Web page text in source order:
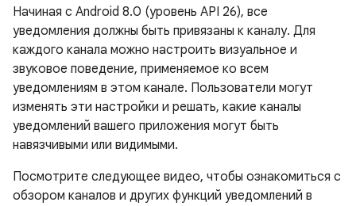
Начиная с Android 8.0 (уровень API 26), все
уведомления должны быть привязаны к каналу. Для
каждого канала можно настроить визуальное и
звуковое поведение, применяемое ко всем
уведомлениям в этом канале. Пользователи могут
изменять эти настройки и решать, какие каналы
уведомлений вашего приложения могут быть
навязчивыми или видимыми.
Посмотрите следующее видео, чтобы ознакомиться с
обзором каналов и других функций уведомлений в